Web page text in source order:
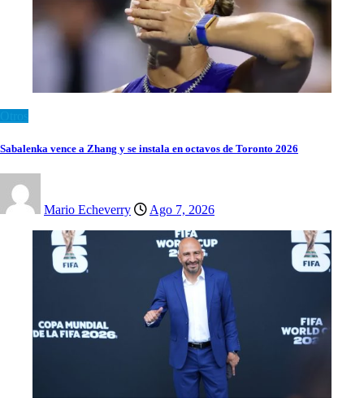
Sabalenka vence a Zhang y se instala en octavos de Toronto 2026
Mario Echeverry Ago 7, 2026